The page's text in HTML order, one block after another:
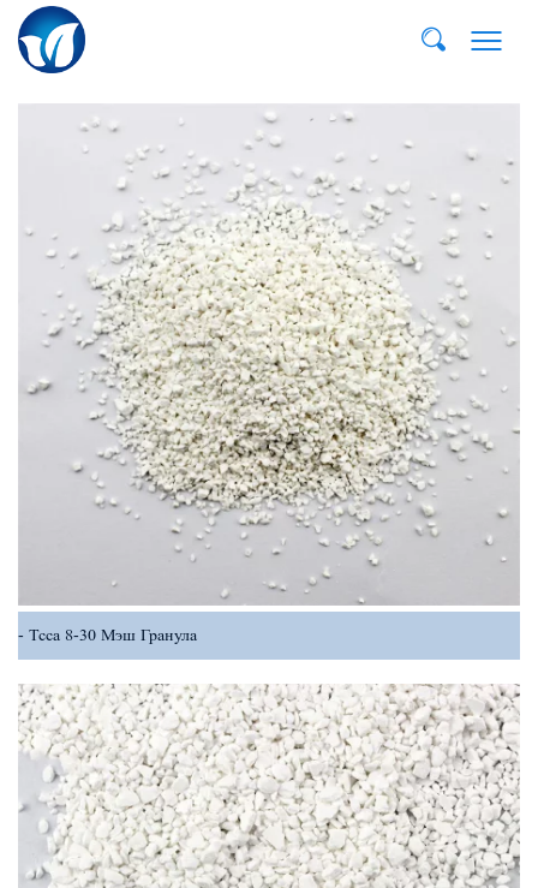
Email: +86-532-85807910
Tcca 8-30 Мэш Гранула